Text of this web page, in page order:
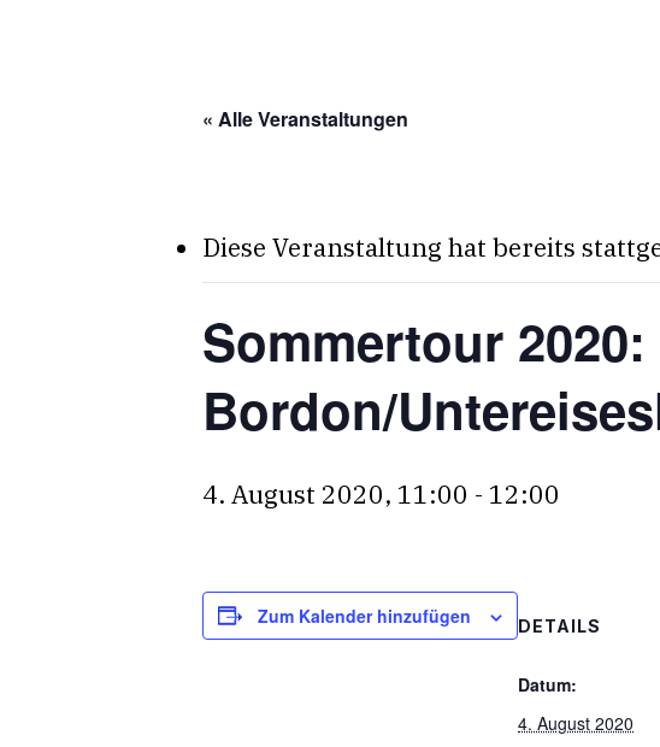
« Alle Veranstaltungen
Diese Veranstaltung hat bereits
Sommertour
Bordon/
4. August 2020, 11:00 - 12:00
Zum Kalender hinzufügen DETAILS
Datum:
4. August 2020